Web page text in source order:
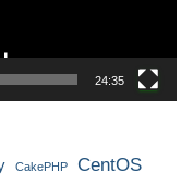
24:35
CakePHP CentOS